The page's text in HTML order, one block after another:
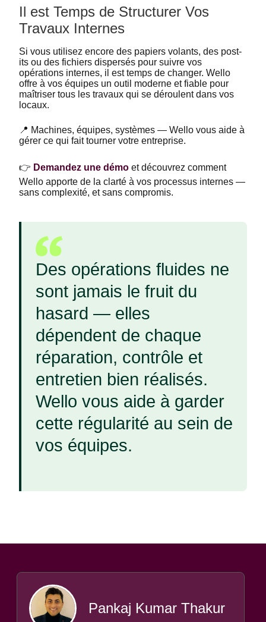
Il est Temps de Structurer Vos
Travaux Internes
Si vous utilisez encore des papiers volants, des post-
its ou des fichiers dispersés pour suivre vos
opérations internes, il est temps de changer. Wello
offre à vos équipes un outil moderne et fiable pour
maîtriser tous les travaux qui se déroulent dans vos
locaux.
📍 Machines, équipes, systèmes — Wello vous aide à
gérer ce qui fait tourner votre entreprise.
👉 Demandez une démo et découvrez comment
Wello apporte de la clarté à vos processus internes —
sans complexité, et sans compromis.
Des opérations fluides ne
sont jamais le fruit du
hasard — elles
dépendent de chaque
réparation, contrôle et
entretien bien réalisés.
Wello vous aide à garder
cette régularité au sein de
vos équipes.
Pankaj Kumar Thakur